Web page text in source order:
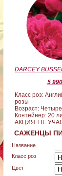
5
Класс роз:
розы
Возраст:
Контейнер: 20
АКЦИЯ: НЕ
САЖЕНЦЫ
Название
Класс роз
Цвет